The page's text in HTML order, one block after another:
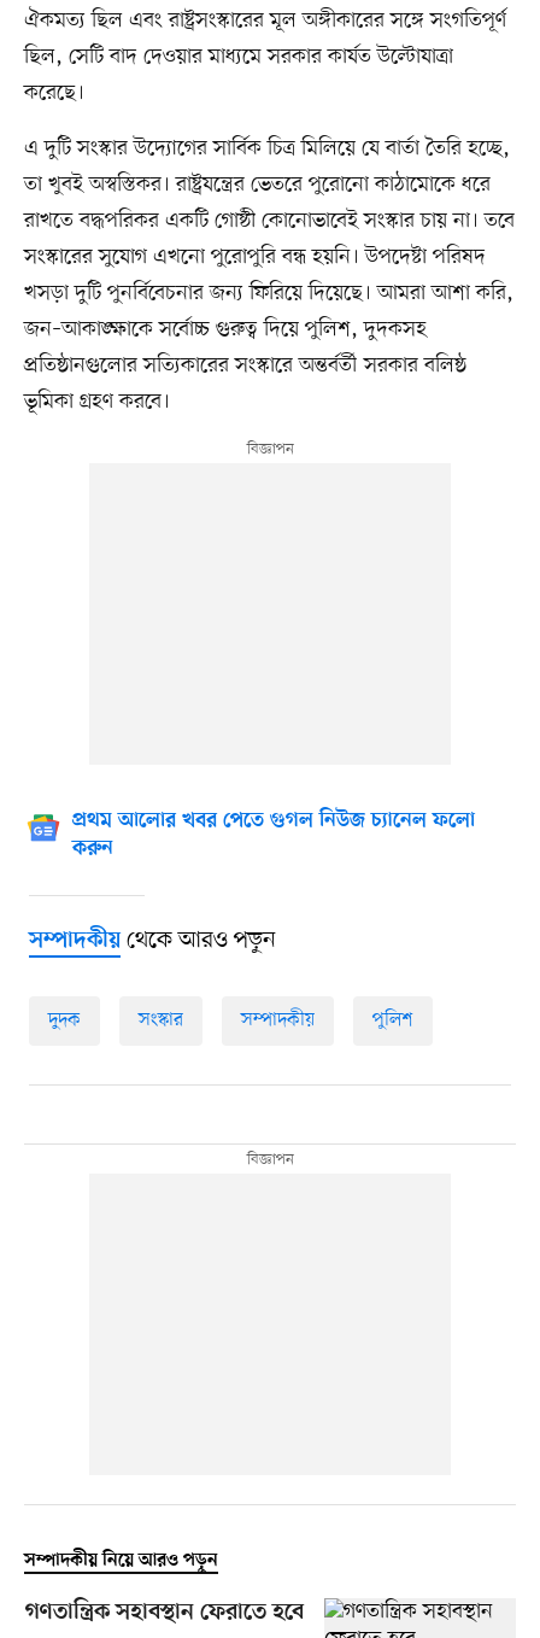
ঐকমত্য ছিল এবং রাষ্ট্রসংস্কারের মূল অঙ্গীকারের সঙ্গে সংগতিপূর্ণ
ছিল, সেটি বাদ দেওয়ার মাধ্যমে সরকার কার্যত উল্টোযাত্রা
করেছে।
এ দুটি সংস্কার উদ্যোগের সার্বিক চিত্র মিলিয়ে যে বার্তা তৈরি হচ্ছে,
তা খুবই অস্বস্তিকর। রাষ্ট্রযন্ত্রের ভেতরে পুরোনো কাঠামোকে ধরে
রাখতে বদ্ধপরিকর একটি গোষ্ঠী কোনোভাবেই সংস্কার চায় না। তবে
সংস্কারের সুযোগ এখনো পুরোপুরি বন্ধ হয়নি। উপদেষ্টা পরিষদ
খসড়া দুটি পুনর্বিবেচনার জন্য ফিরিয়ে দিয়েছে। আমরা আশা করি,
জন–আকাঙ্ক্ষাকে সর্বোচ্চ গুরুত্ব দিয়ে পুলিশ, দুদকসহ
প্রতিষ্ঠানগুলোর সত্যিকারের সংস্কারে অন্তর্বর্তী সরকার বলিষ্ঠ
ভূমিকা গ্রহণ করবে।
প্রথম আলোর খবর পেতে গুগল নিউজ চ্যানেল ফলো
করুন
সম্পাদকীয়থেকে আরও পড়ুন
দুদক সংস্কার সম্পাদকীয় পুলিশ
সম্পাদকীয় নিয়ে আরও পড়ুন
গণতান্ত্রিক সহাবস্থান ফেরাতে হবে